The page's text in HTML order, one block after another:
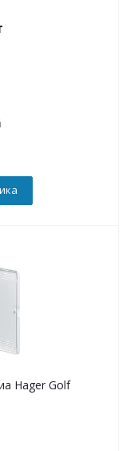
Hager Golf